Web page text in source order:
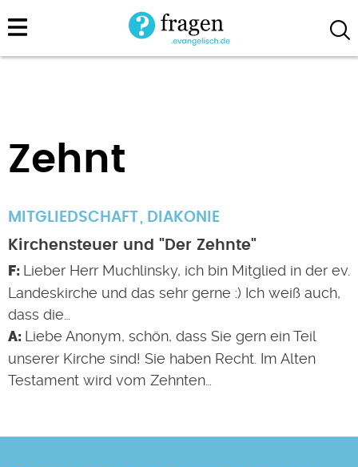
Direkt
zum
Zehnt
MITGLIEDSCHAFT
DIAKONIE
Kirchensteuer und "Der Zehnte"
Lieber Herr Muchlinsky, ich bin Mitglied in der ev.
Landeskirche und das sehr gerne :) Ich weiß auch,
dass die…
Liebe Anonym, schön, dass Sie gern ein Teil
unserer Kirche sind! Sie haben Recht. Im Alten
Testament wird vom Zehnten…